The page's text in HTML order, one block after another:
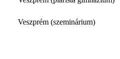
Veszprém (szeminárium)